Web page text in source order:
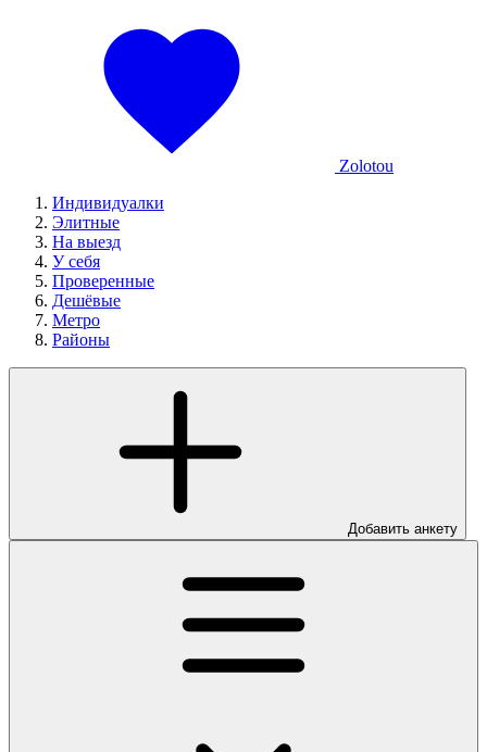
Zolotou
Индивидуалки
Элитные
На выезд
У себя
Проверенные
Дешёвые
Метро
Районы
Добавить анкету